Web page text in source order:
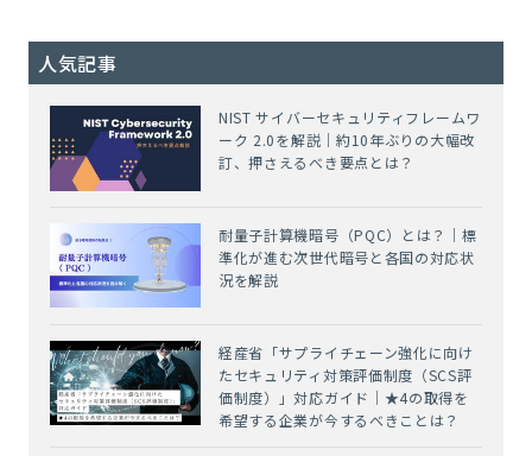
人気記事
NIST サイバーセキュリティフレームワ
ーク 2.0を解説｜約10年ぶりの大幅改
訂、押さえるべき要点とは？
耐量子計算機暗号（PQC）とは？｜標
準化が進む次世代暗号と各国の対応状
況を解説
経産省「サプライチェーン強化に向け
たセキュリティ対策評価制度（SCS評
価制度）」対応ガイド｜★4の取得を
希望する企業が今するべきことは？